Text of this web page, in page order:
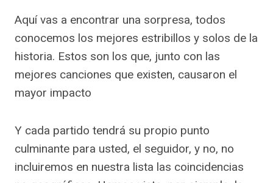
Aquí vas a encontrar una sorpresa, todos
conocemos los mejores estribillos y solos de la
historia. Estos son los que, junto con las
mejores canciones que existen, causaron el
mayor impacto
Y cada partido tendrá su propio punto
culminante para usted, el seguidor, y no, no
incluiremos en nuestra lista las coincidencias